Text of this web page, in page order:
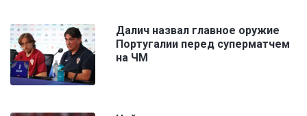
Далич назвал главное оружие
Португалии перед суперматчем
на ЧМ